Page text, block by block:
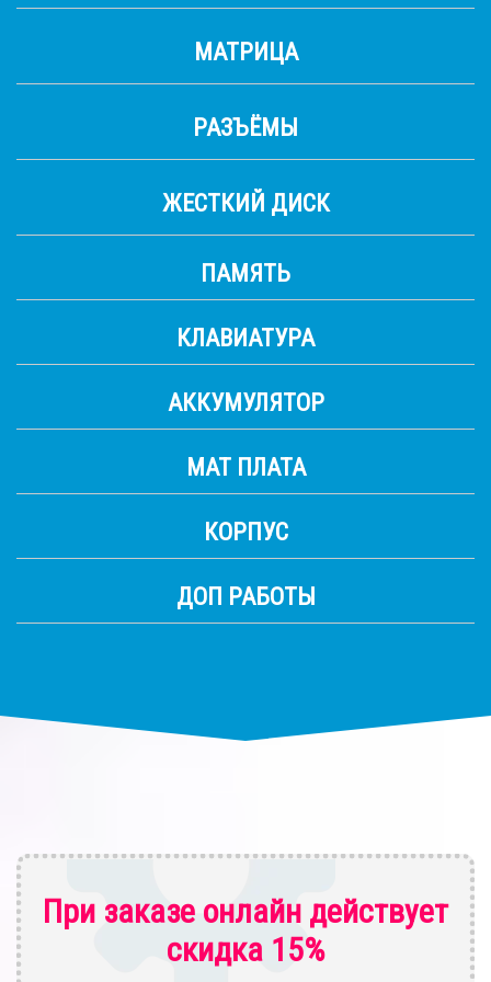
МАТРИЦА
РАЗЪЁМЫ
ЖЕСТКИЙ ДИСК
ПАМЯТЬ
КЛАВИАТУРА
АККУМУЛЯТОР
МАТ ПЛАТА
КОРПУС
ДОП РАБОТЫ
При заказе онлайн действует
скидка 15%